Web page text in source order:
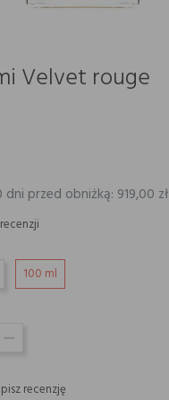
Velvet rouge
przed obniżką: 919,00 zł
100 ml
recenzję